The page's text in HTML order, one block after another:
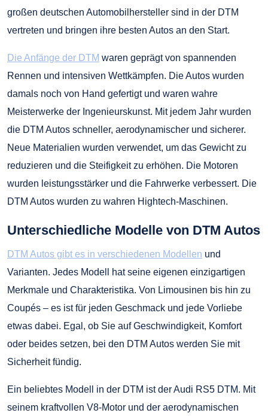
großen deutschen Automobilhersteller sind in der DTM
vertreten und bringen ihre besten Autos an den Start.
Die Anfänge der DTM waren geprägt von spannenden
Rennen und intensiven Wettkämpfen. Die Autos wurden
damals noch von Hand gefertigt und waren wahre
Meisterwerke der Ingenieurskunst. Mit jedem Jahr wurden
die DTM Autos schneller, aerodynamischer und sicherer.
Neue Materialien wurden verwendet, um das Gewicht zu
reduzieren und die Steifigkeit zu erhöhen. Die Motoren
wurden leistungsstärker und die Fahrwerke verbessert. Die
DTM Autos wurden zu wahren Hightech-Maschinen.
Unterschiedliche Modelle von DTM Autos
DTM Autos gibt es in verschiedenen Modellen und
Varianten. Jedes Modell hat seine eigenen einzigartigen
Merkmale und Charakteristika. Von Limousinen bis hin zu
Coupés – es ist für jeden Geschmack und jede Vorliebe
etwas dabei. Egal, ob Sie auf Geschwindigkeit, Komfort
oder beides setzen, bei den DTM Autos werden Sie mit
Sicherheit fündig.
Ein beliebtes Modell in der DTM ist der Audi RS5 DTM. Mit
seinem kraftvollen V8-Motor und der aerodynamischen